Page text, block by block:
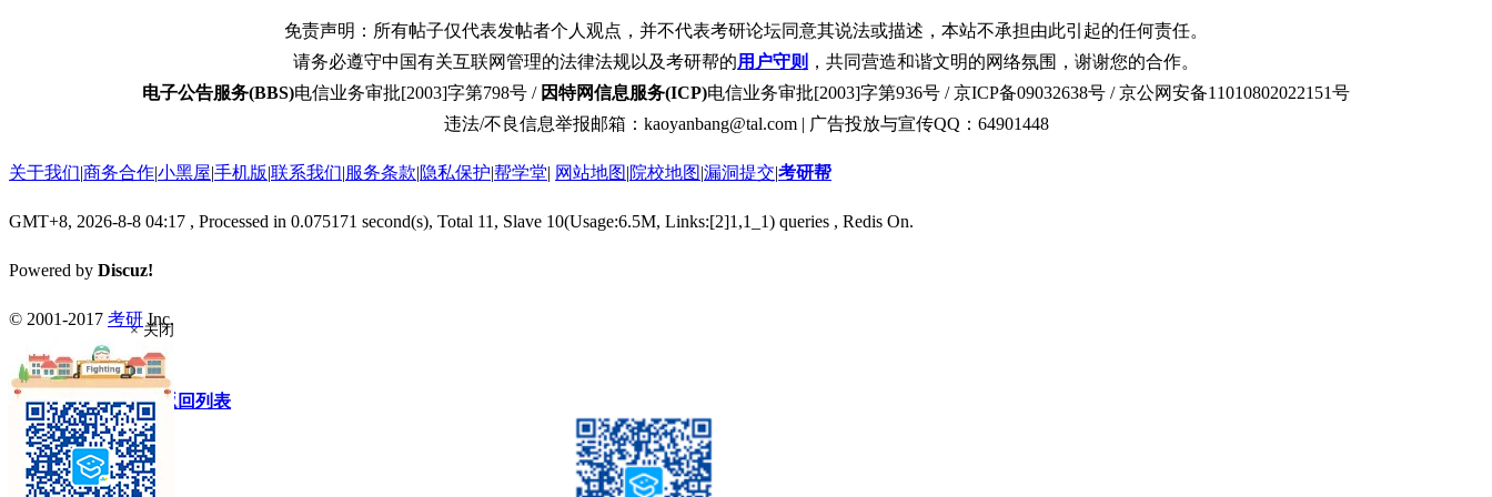
免责声明：所有帖子仅代表发帖者个人观点，并不代表考研论坛同意其说法或描述，本站不承担由此引起的任何责任。
请务必遵守中国有关互联网管理的法律法规以及考研帮的用户守则 ，共同营造和谐文明的网络氛围，谢谢您的合作。
电子公告服务(BBS)电信业务审批[2003]字第798号 / 因特网信息服务(ICP)电信业务审批[2003]字第936号 / 京ICP备09032638号 / 京公网安备11010802022151号
违法/不良信息举报邮箱：kaoyanbang@tal.com | 广告投放与宣传QQ：64901448
关于我们|商务合作|小黑屋|手机版|联系我们|服务条款|隐私保护|帮学堂| 网站地图|院校地图|漏洞提交|考研帮
GMT+8, 2026-8-8 04:17 , Processed in 0.075171 second(s), Total 11, Slave 10(Usage:6.5M, Links:[2]1,1_1) queries , Redis On.
Powered by Discuz!
© 2001-2017 考研Inc.
快速回复 返回顶部 返回列表
× 关闭